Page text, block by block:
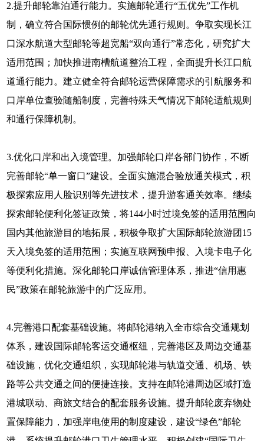
2.提升邮轮靠泊通行能力。实施邮轮通行“五优先”工作机
制，确立符合国际惯例的邮轮优先通行规则。争取实现长江
口深水航道大型邮轮等超宽船“双向通行”常态化，研究扩大
适用范围；加快推进南槽航道整治工程，全面提升长江口航
道通行能力。建立健全符合邮轮运营保障需求的引航服务和
口岸单位查验随船制度，完善特殊天气情况下邮轮适航规则
和通行保障机制。
3.优化口岸和出入境管理。加强邮轮口岸各部门协作，不断
完善邮轮“单一窗口”建设。全面实施混合验放通关模式，积
极探索应用人脸识别等先进技术，提升游客通关效率。继续
探索邮轮便利化签证政策，将144小时过境免签的适用范围向
国内其他旅游目的地拓展，积极争取扩大国际邮轮旅游团15
天入境免签的适用范围；实施互联网预申报、入境卡电子化
等便利化措施。深化邮轮口岸诚信管理体系，推进“信用惠
民”政策在邮轮旅游中的广泛应用。
4.完善港口配套基础设施。将邮轮港纳入全市综合交通规划
体系，建设国际邮轮客运交通枢纽，完善港区及周边交通基
础设施，优化交通组织，实现邮轮港与轨道交通、机场、铁
路等公共交通之间的便捷连接。支持在邮轮港周边区域打造
港城联动、商旅文结合的配套服务设施。提升邮轮废弃物处
置保障能力，加强岸电使用的制度建设，建设“绿色”邮轮